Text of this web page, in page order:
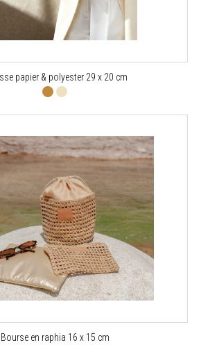
papier & polyester 29 x 20 cm
Bourse en raphia 16 x 15 cm